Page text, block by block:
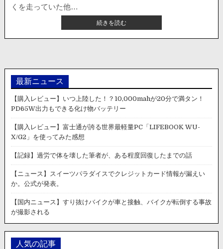
くを走っていた他…
続きを読む【海
外
ニ
ス】
転
中
失
神！
走
車
を
第
者
が
阻
最新ニュース
【購入レビュー】いつ上陸した！？10,000mahが20分で満タン！
PD65W出力もできる化け物バッテリー
【購入レビュー】富士通が誇る世界最軽量PC「LIFEBOOK WU-
X/G2」を使ってみた感想
【記録】過労で体を壊した筆者が、ある程度回復したまでの話
【ニュース】スイーツパラダイスでクレジットカード情報が漏えい
か。公式が発表。
【国内ニュース】すり抜けバイクが車と接触、バイクが転倒する事故
が撮影される
人気の記事